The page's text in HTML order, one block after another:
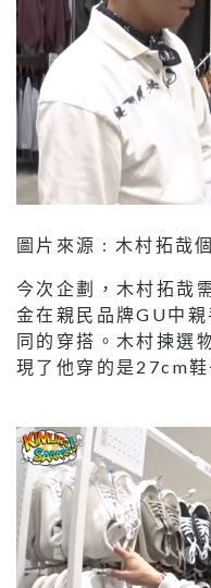
圖片來源 : 木村拓哉
今次企劃，木村拓哉
金在親民品牌GU中
同的穿搭。木村揀選
現了他穿的是27cm